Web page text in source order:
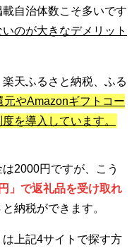
自治体数こそ多いです
のが大きなデメリット
天ふるさと納税、ふる
やAmazonギフトコー
を導入しています。
2000円ですが、こう
」で返礼品を受け取れ
納税ができます。
上記4サイトで探す方